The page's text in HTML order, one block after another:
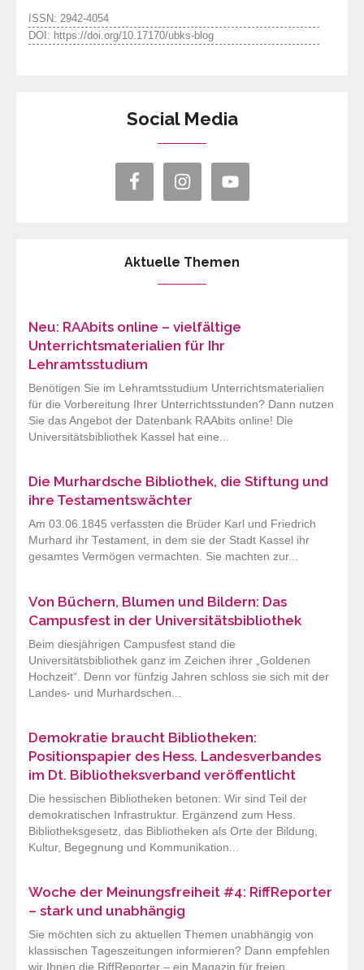
ISSN: 2942-4054
DOI: https://doi.org/10.17170/ubks-blog
Social Media
Aktuelle Themen
Neu: RAAbits online – vielfältige
Unterrichtsmaterialien für Ihr
Lehramtsstudium
Benötigen Sie im Lehramtsstudium Unterrichtsmaterialien
für die Vorbereitung Ihrer Unterrichtsstunden? Dann nutzen
Sie das Angebot der Datenbank RAAbits online! Die
Universitätsbibliothek Kassel hat eine...
Die Murhardsche Bibliothek, die Stiftung und
ihre Testamentswächter
Am 03.06.1845 verfassten die Brüder Karl und Friedrich
Murhard ihr Testament, in dem sie der Stadt Kassel ihr
gesamtes Vermögen vermachten. Sie machten zur...
Von Büchern, Blumen und Bildern: Das
Campusfest in der Universitätsbibliothek
Beim diesjährigen Campusfest stand die
Universitätsbibliothek ganz im Zeichen ihrer „Goldenen
Hochzeit“. Denn vor fünfzig Jahren schloss sie sich mit der
Landes- und Murhardschen...
Demokratie braucht Bibliotheken:
Positionspapier des Hess. Landesverbandes
im Dt. Bibliotheksverband veröffentlicht
Die hessischen Bibliotheken betonen: Wir sind Teil der
demokratischen Infrastruktur. Ergänzend zum Hess.
Bibliotheksgesetz, das Bibliotheken als Orte der Bildung,
Kultur, Begegnung und Kommunikation...
Woche der Meinungsfreiheit #4: RiffReporter
– stark und unabhängig
Sie möchten sich zu aktuellen Themen unabhängig von
klassischen Tageszeitungen informieren? Dann empfehlen
wir Ihnen die RiffReporter – ein Magazin für freien,